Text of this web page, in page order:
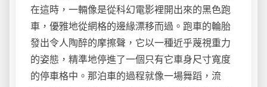
在這時，一輛像是從科幻電影裡開出來的黑色跑
車，優雅地從網格的邊緣漂移而過。跑車的輪胎
發出令人陶醉的摩擦聲，它以一種近乎蔑視重力
的姿態，精準地停進了一個只有它車身尺寸寬度
的停車格中。那泊車的過程就像一場舞蹈，流